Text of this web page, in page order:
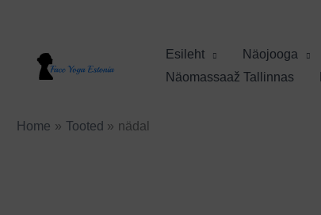
content
Esileht Näojooga
Näomassaaž Tallinnas
Home Tooted nädal